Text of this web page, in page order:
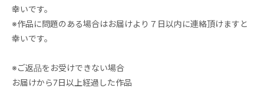
幸いです。
※作品に問題のある場合はお届けより７日以内に連絡頂けますと
幸いです。
※ご返品をお受けできない場合
お届けから7日以上経過した作品